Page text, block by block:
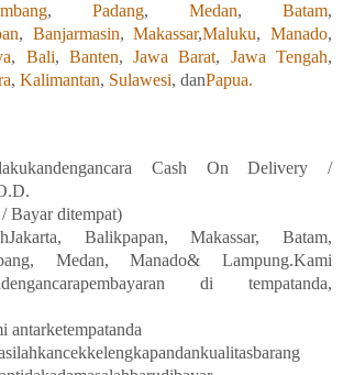
, Padang, Medan, Batam,
, Banjarmasin,Makassar,Maluku,Manado,
, Bali, Banten,Jawa Barat, Jawa Tengah,
, Kalimantan, Sulawesi, danPapua.
Cash On Delivery /
Bayar ditempat)
Balikpapan,Makassar, Batam,
Medan,Manado& Lampung.Kami
di tempatanda,
antarketempatanda